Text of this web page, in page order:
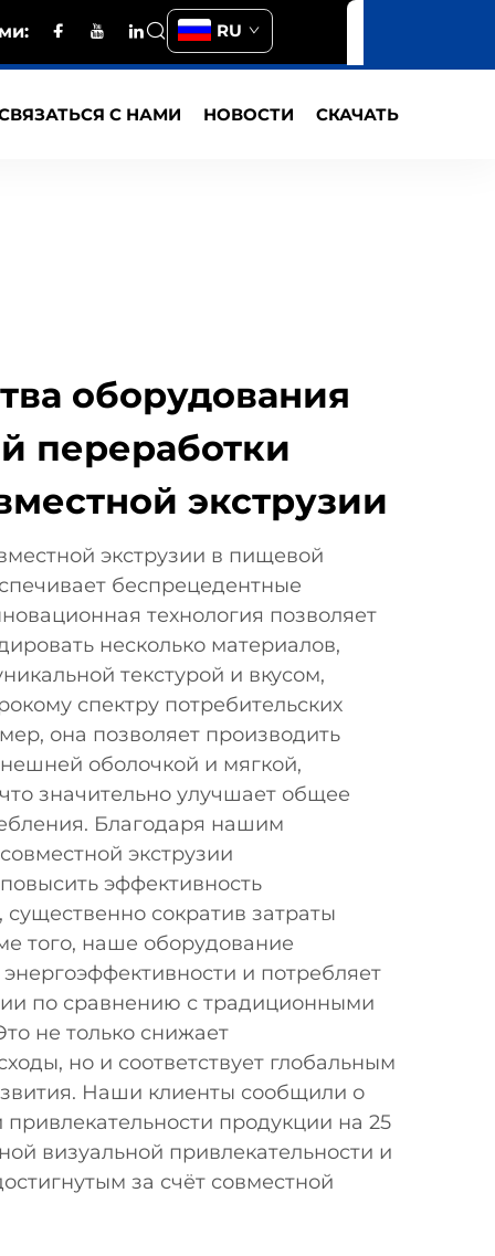
RU
С НАМИ НОВОСТИ СКАЧАТЬ
оборудования
переработки
экструзии
экструзии в пищевой
беспрецедентные
технология позволяет
несколько материалов,
текстурой и вкусом,
спектру потребительских
она позволяет производить
оболочкой и мягкой,
значительно улучшает общее
Благодаря нашим
экструзии
эффективность
существенно сократив затраты
того, наше оборудование
и потребляет
по сравнению с традиционными
не только снижает
но и соответствует глобальным
Наши клиенты сообщили о
продукции на 25
визуальной привлекательности и
за счёт совместной